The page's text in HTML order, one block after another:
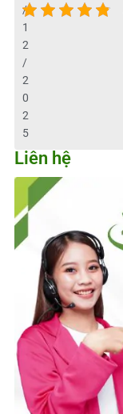
/
1
2
/
2
0
2
5
Liên hệ